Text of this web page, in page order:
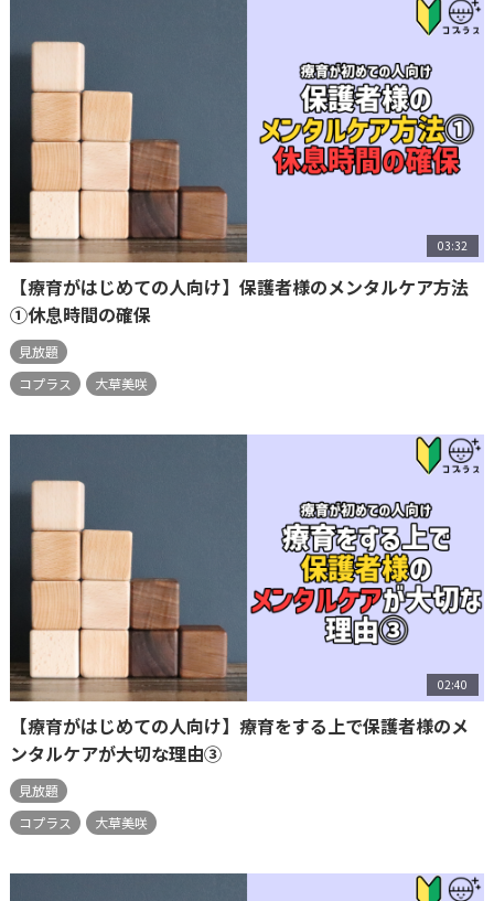
03:32
【療育がはじめての人向け】保護者様のメンタルケア方法
①休息時間の確保
見放題
コプラス
大草美咲
02:40
【療育がはじめての人向け】療育をする上で保護者様のメ
ンタルケアが大切な理由③
見放題
コプラス
大草美咲